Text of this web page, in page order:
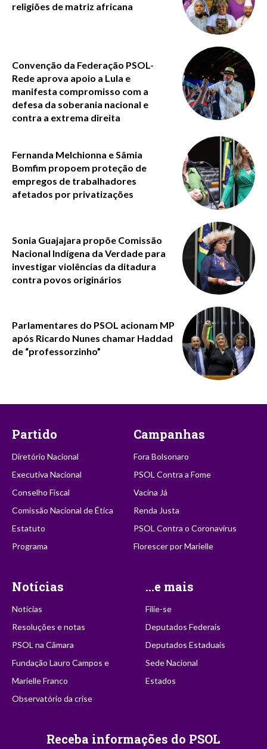
religiões de matriz africana
Convenção da Federação PSOL-
Rede aprova apoio a Lula e
manifesta compromisso com a
defesa da soberania nacional e
contra a extrema direita
Fernanda Melchionna e Sâmia
Bomfim propoem proteção de
empregos de trabalhadores
afetados por privatizações
Sonia Guajajara propõe Comissão
Nacional Indígena da Verdade para
investigar violências da ditadura
contra povos originários
Parlamentares do PSOL acionam MP
após Ricardo Nunes chamar Haddad
de “professorzinho”
Partido
Diretório Nacional
Executiva Nacional
Conselho Fiscal
Comissão Nacional de Ética
Estatuto
Programa
Campanhas
Fora Bolsonaro
PSOL Contra a Fome
Vacina Já
Renda Justa
PSOL Contra o Coronavírus
Florescer por Marielle
Notícias
Notícias
Resoluções e notas
PSOL na Câmara
Fundação Lauro Campos e
Marielle Franco
Observatório da crise
...e mais
Filie-se
Deputados Federais
Deputados Estaduais
Sede Nacional
Estados
Receba informações do PSOL